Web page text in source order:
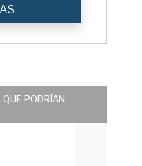
QUE PODRÍAN